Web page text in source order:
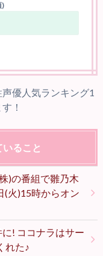
)
優人気ランキング1
！
ること
)の番組で雛乃木
(火)15時からオン
! ココナラはサー
れた♪